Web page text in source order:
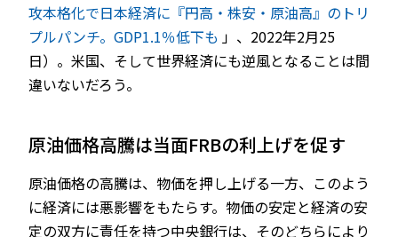
攻本格化で日本経済に『円高・株安・原油高』のトリ
プルパンチ。GDP1.1％低下も 」、2022年2月25
日）。米国、そして世界経済にも逆風となることは間
違いないだろう。
原油価格高騰は当面FRBの利上げを促す
原油価格の高騰は、物価を押し上げる一方、このよう
に経済には悪影響をもたらす。物価の安定と経済の安
定の双方に責任を持つ中央銀行は、そのどちらにより